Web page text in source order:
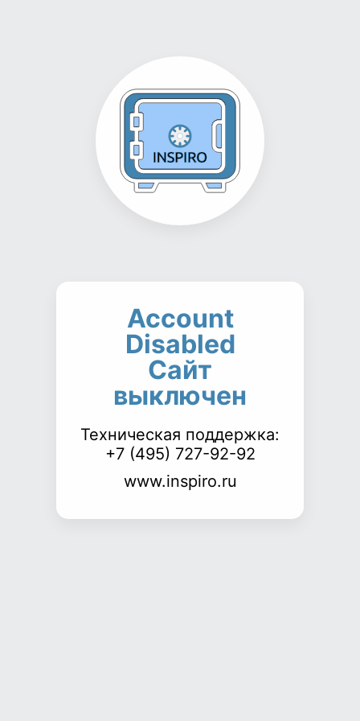
Account
Disabled
Сайт
выключен
Техническая поддержка:
+7 (495) 727-92-92
www.inspiro.ru